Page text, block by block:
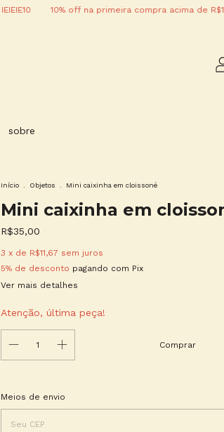
10% off na primeira compra acima de R$100
sobre
Início Objetos Mini caixinha em cloissoné
Mini caixinha em
R$35,00
3 x de R$11,67 sem juros
5% de desconto pagando com Pix
Ver mais detalhes
Atenção, última peça!
Entregas para o CEP:
Meios de envio